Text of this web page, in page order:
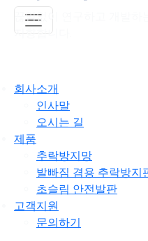
끊임없이 연구하고 개발하
지향합니다.
회사소개
인사말
오시는 길
제품
추락방지망
발빠짐 겸용 추락방지
초슬림 안전발판
고객지원
문의하기